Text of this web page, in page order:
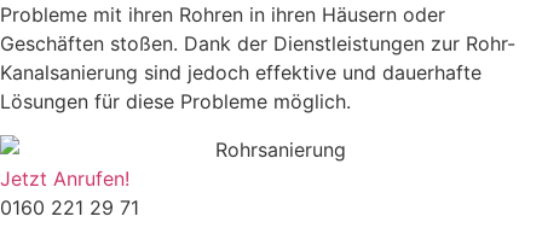
Probleme mit ihren Rohren in ihren Häusern oder
Geschäften stoßen. Dank der Dienstleistungen zur Rohr-
Kanalsanierung sind jedoch effektive und dauerhafte
Lösungen für diese Probleme möglich.
Jetzt Anrufen!
0160 221 29 71